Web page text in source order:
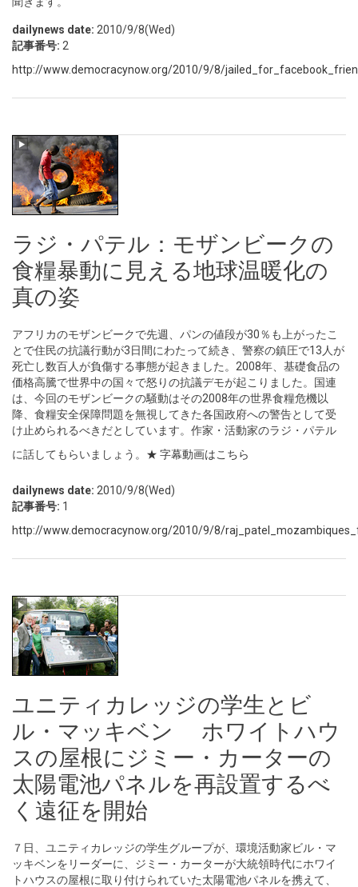
dailynews date: 2010/9/8(Wed)
記事番号: 2
http://www.democracynow.org/2010/9/8/
ラジ・パテル：モザンビークの
食糧暴動に見える地球温暖化の
真の姿
アフリカのモザンビークで先週、パンの値段が30％も上がったこ
とで住民の抗議行動が3日間にわたって続き、警察の鎮圧で13人が
死亡し数百人が負傷する事態が起きました。2008年、基礎食品の
価格高騰で世界中の国々で怒りの抗議デモが起こりました。国連
は、今回のモザンビークの騒動はその2008年の世界食糧危機以
降、食糧安全保障問題を無視してきた各国政府への警告として受
け止められるべきだとしています。作家・活動家のラジ・パテル
に話してもらいましょう。 ★ 字幕動画はこちら
dailynews date: 2010/9/8(Wed)
記事番号: 1
http://www.democracynow.org/2010/9/8/
ユニティカレッジの学生とビ
ル・マッキベン ホワイトハウ
スの屋根にジミー・カーターの
太陽電池パネルを再設置するべ
く遠征を開始
７日、ユニティカレッジの学生グループが、環境活動家ビル・マ
ッキベンをリーダーに、ジミー・カーターが大統領時代にホワイ
トハウスの屋根に取り付けられていた太陽電池パネルを携えて、